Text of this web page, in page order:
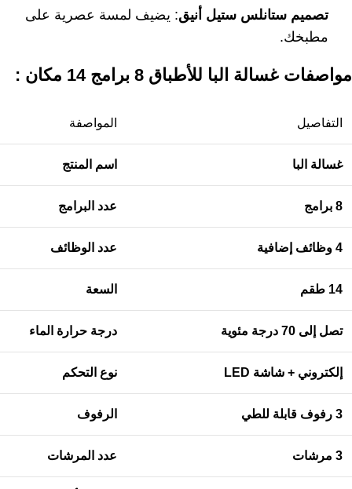
تصميم ستانلس ستيل أنيق: يضيف لمسة عصرية على
مطبخك.
مواصفات غسالة البا للأطباق 8 برامج 14 مكان :
التفاصيل المواصفة
غسالة البا اسم المنتج
8 برامج عدد البرامج
4 وظائف إضافية عدد الوظائف
14 طقم السعة
تصل إلى 70 درجة مئوية درجة حرارة الماء
إلكتروني + شاشة نوع التحكم
3 رفوف قابلة للطي الرفوف
3 مرشات عدد المرشات